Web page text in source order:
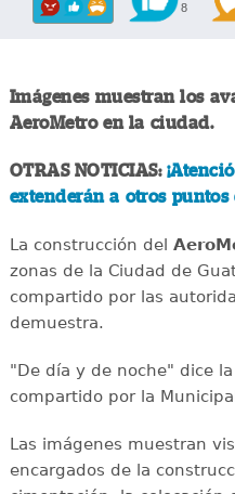
8
Imágenes muestran los
AeroMetro en la ciudad.
OTRAS NOTICIAS:
extenderán a otros
La construcción del
zonas de la Ciudad de
compartido por las
demuestra.
"De día y de noche" dice
compartido por la
Las imágenes muestran
encargados de la